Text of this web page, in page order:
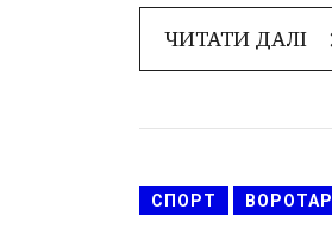
ЧИТАТИ ДАЛІ
СПОРТ ВОРОТАР